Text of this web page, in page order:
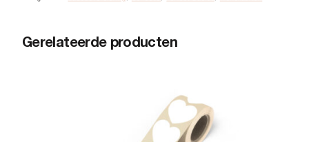
Gerelateerde producten